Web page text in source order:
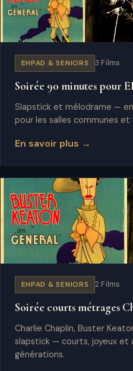
EHPAD & SENIORS 3 Films
Soirée 90 minutes pour
Slapstick et mélodrame —
pour les salles communes et
En savoir plus →
EHPAD & SENIORS 2 Films
Soirée courts métrages
Charlie Chaplin, Buster
slapstick — courts, joyeux et
générations.